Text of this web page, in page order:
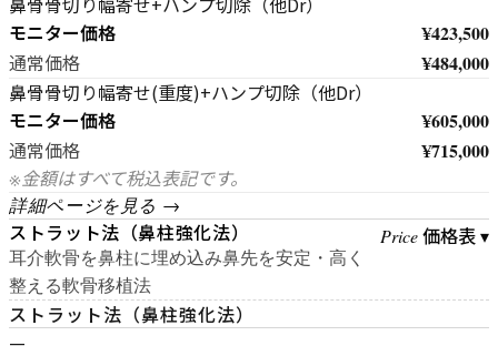
モニター価格 ¥423,500
通常価格 ¥484,000
鼻骨骨切り幅寄せ(重度)+ハンプ切除（他Dr）
モニター価格 ¥605,000
通常価格 ¥715,000
※金額はすべて税込表記です。
詳細ページを見る →
ストラット法（鼻柱強化法）
耳介軟骨を鼻柱に埋め込み鼻先を安定・高く
整える軟骨移植法
Price価格表 ▾
ストラット法（鼻柱強化法）
—